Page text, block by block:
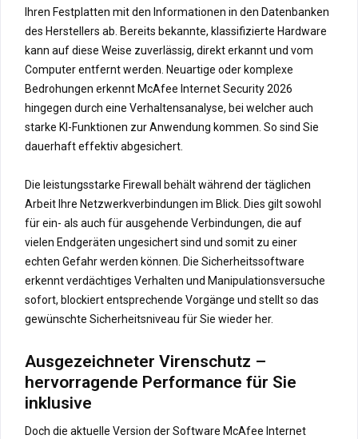
Ihren Festplatten mit den Informationen in den Datenbanken
des Herstellers ab. Bereits bekannte, klassifizierte Hardware
kann auf diese Weise zuverlässig, direkt erkannt und vom
Computer entfernt werden. Neuartige oder komplexe
Bedrohungen erkennt McAfee Internet Security 2026
hingegen durch eine Verhaltensanalyse, bei welcher auch
starke KI-Funktionen zur Anwendung kommen. So sind Sie
dauerhaft effektiv abgesichert.
Die leistungsstarke Firewall behält während der täglichen
Arbeit Ihre Netzwerkverbindungen im Blick. Dies gilt sowohl
für ein- als auch für ausgehende Verbindungen, die auf
vielen Endgeräten ungesichert sind und somit zu einer
echten Gefahr werden können. Die Sicherheitssoftware
erkennt verdächtiges Verhalten und Manipulationsversuche
sofort, blockiert entsprechende Vorgänge und stellt so das
gewünschte Sicherheitsniveau für Sie wieder her.
Ausgezeichneter Virenschutz –
hervorragende Performance für Sie
inklusive
Doch die aktuelle Version der Software McAfee Internet